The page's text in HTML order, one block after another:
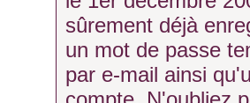
sûrement déjà
un mot de passe
par e-mail ainsi